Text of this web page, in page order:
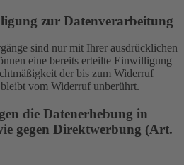
zur Datenverarbeitung
sind nur mit Ihrer ausdrücklichen
eine bereits erteilte Einwilligung
der bis zum Widerruf
vom Widerruf unberührt.
die Datenerhebung in
gegen Direktwerbung (Art.